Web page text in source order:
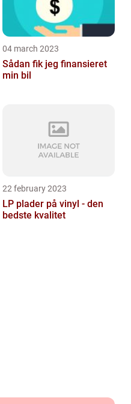
04 march 2023
Sådan fik jeg finansieret
min bil
22 february 2023
LP plader på vinyl - den
bedste kvalitet